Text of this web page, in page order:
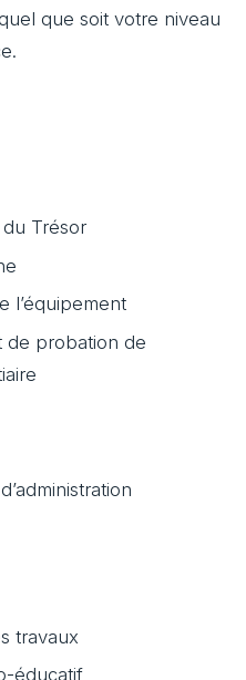
que soit votre niveau
Trésor
l’équipement
de probation de
travaux
éducatif